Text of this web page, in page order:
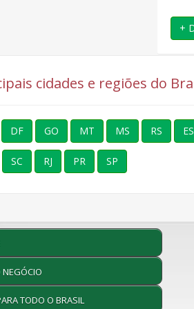
+
cidades e regiões do
DF GO MT MS RS ES
SC RJ PR SP
TODO O BRASIL